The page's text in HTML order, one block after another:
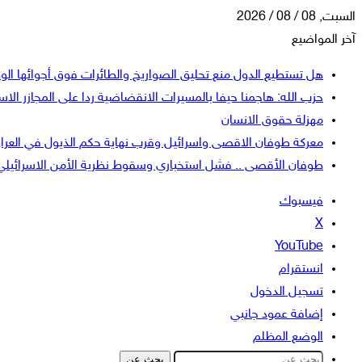
السبت, 08 / 08 / 2026
آخر المواضيع
هل تستطيع الدول منع تحليق الصواريخ والطائرات فوق أجوائها
حزب الله: هاجمنا حيفا بالمسيرات الانقضاضية ردا على المجازر
مهزلة حقوق الانسان
معركة طوفان الاقصى واسرائيل وقرب نهاية حكم الذيول في
طوفان الأقصى .. فشل استخباري وسقوط نظرية الأمن
فيسبوك
‫X
‫YouTube
انستقرام
تسجيل الدخول
إضافة عمود جانبي
الوضع المظلم
بحث عن